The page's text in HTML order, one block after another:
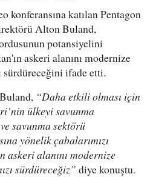
konferansına katılan Pentagon
Alton Buland,
potansiyelini
askeri alanını modernize
sürdüreceğini ifade etti.
“Daha etkili olması için
ülkeyi savunma
savunma sektörü
yönelik çabalarımızı
askeri alanını modernize
sürdüreceğiz” diye konuştu.